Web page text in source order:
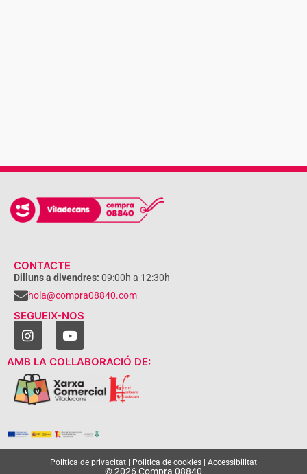
CONTACTE
Dilluns a divendres: 09:00h a 12:30h
hola@compra08840.com
SEGUEIX-NOS
AMB LA COL·LABORACIÓ DE:
Politica de privacitat Politica de cookies Accessibilitat
© 2026 Compra 08840